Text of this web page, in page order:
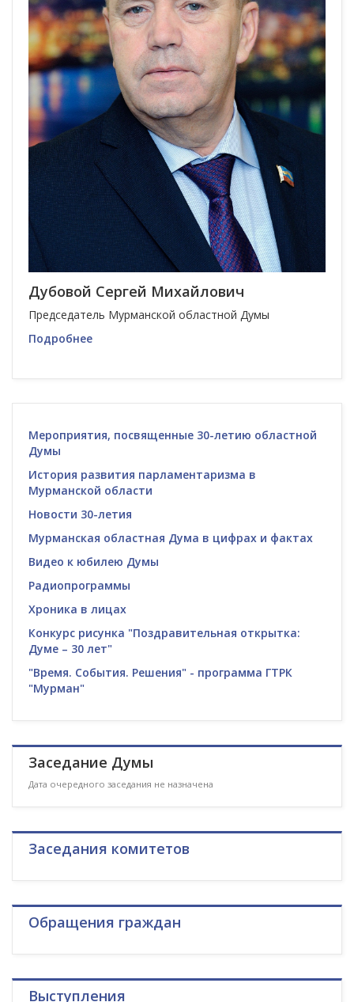
Дубовой Сергей Михайлович
Председатель Мурманской областной Думы
Подробнее
Мероприятия, посвященные 30-летию областной
Думы
История развития парламентаризма в
Мурманской области
Новости 30-летия
Мурманская областная Дума в цифрах и фактах
Видео к юбилею Думы
Радиопрограммы
Хроника в лицах
Конкурс рисунка "Поздравительная открытка:
Думе – 30 лет"
"Время. События. Решения" - программа ГТРК
"Мурман"
Заседание Думы
Дата очередного заседания не назначена
Заседания комитетов
Обращения граждан
Выступления